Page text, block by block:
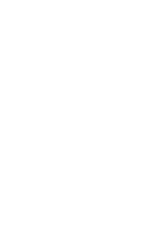
苏州市苏州
武汉市江汉
南宁市青秀
合肥市蜀山
泉州市丰泽
青岛市南区
烟台市芝罘
长春市朝阳
贵阳市南明
昆明市盘龙
石家庄市长
西安市碑林